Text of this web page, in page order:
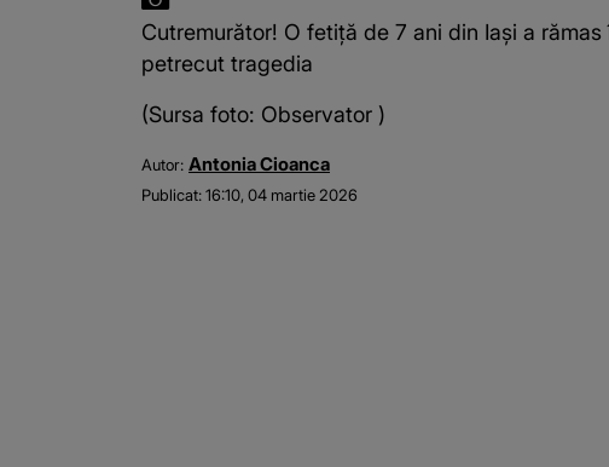
Cutremurător! O fetiță de 7 ani din Iași a
petrecut tragedia
(Sursa foto: Observator )
Autor: Antonia Cioanca
Publicat:16:10, 04 martie 2026